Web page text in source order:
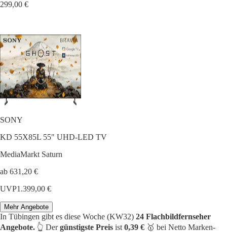
299,00 €
SONY
KD 55X85L 55" UHD-LED TV
MediaMarkt Saturn
ab 631,20 €
UVP1.399,00 €
Mehr Angebote
In Tübingen gibt es diese Woche (KW32) 24 Flachbildfernseher
Angebote. 👆 Dergünstigste Preis ist 0,39 € 🥇 bei Netto Marken-